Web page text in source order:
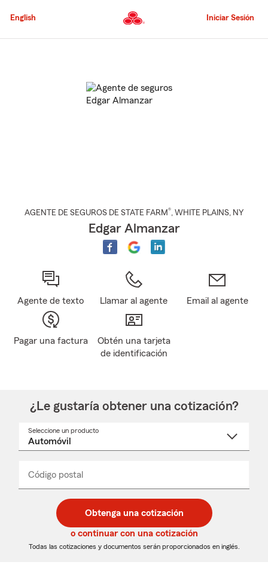
al
principal
English Iniciar Sesión
AGENTE DE SEGUROS DE STATE FARM®, WHITE PLAINS, NY
Edgar Almanzar
Agente de texto Llamar al agente Email al agente
Pagar una factura
Obtén una tarjeta
de identificación
¿Le gustaría obtener una cotización?
Seleccione un producto
desplegable
Código postal
de
5
dígitos
de
5
dígitos
_____
Obtenga una cotización
o continuar con una cotización
Todas las cotizaciones y documentos serán proporcionados en inglés.